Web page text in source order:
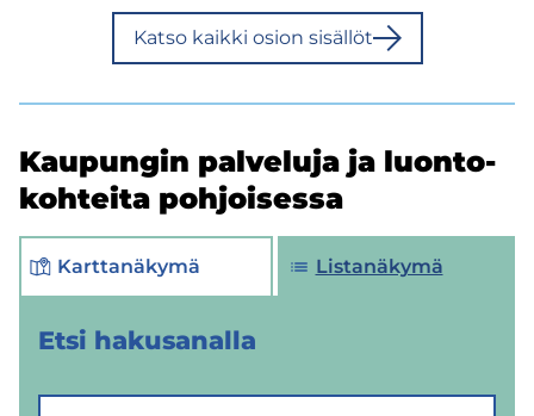
Katso kaik­ki osion si­säl­löt
Kau­pun­gin pal­ve­lu­ja ja luon­to­
koh­tei­ta poh­joi­ses­sa
Karttanäkymä Listanäkymä
Etsi ha­kusa­nal­la